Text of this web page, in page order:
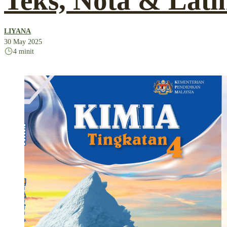
LIYANA
30 May 2025
4 minit